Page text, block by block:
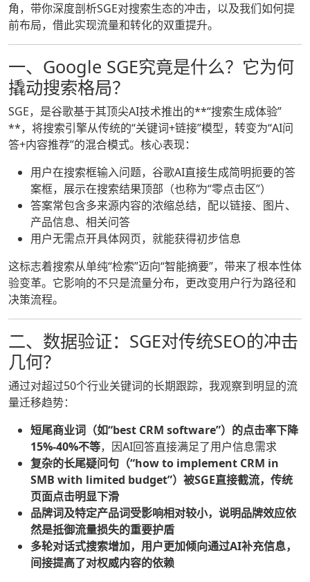
角，带你深度剖析SGE对搜索生态的冲击，以及我们如何提
前布局，借此实现流量和转化的双重提升。
一、Google SGE究竟是什么？它为何
撬动搜索格局？
SGE，是谷歌基于其顶尖AI技术推出的**“搜索生成体验”
**，将搜索引擎从传统的“关键词+链接”模型，转变为“AI问
答+内容推荐”的混合模式。核心表现：
用户在搜索框输入问题，谷歌AI直接生成简明扼要的答
案框，展示在搜索结果顶部（也称为“零点击区”）
答案常包含多来源内容的浓缩总结，配以链接、图片、
产品信息、相关问答
用户无需点开具体网页，就能获得初步信息
这标志着搜索从单纯“检索”迈向“智能摘要”，带来了根本性体
验变革。它影响的不只是流量分布，更改变用户行为路径和
决策流程。
二、数据验证：SGE对传统SEO的冲击
几何？
通过对超过50个行业关键词的长期跟踪，我观察到明显的流
量迁移趋势：
短尾商业词（如“best CRM software”）的点击率下降
15%-40%不等，因AI回答直接满足了用户信息需求
复杂的长尾疑问句（“how to implement CRM in
SMB with limited budget”）被SGE直接截流，传统
页面点击明显下滑
品牌词及特定产品词受影响相对较小，说明品牌效应依
然是抵御流量损失的重要护盾
多轮对话式搜索增加，用户更加倾向通过AI补充信息，
间接提高了对权威内容的依赖